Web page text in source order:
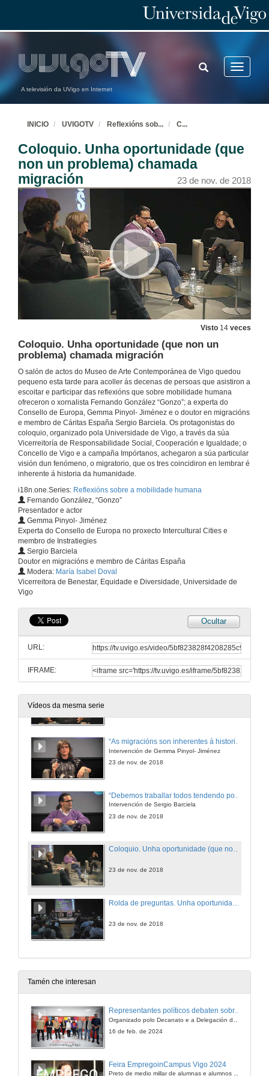
A televisión da UVigo en Internet
Toggle
TOGGLE
SEARCH
INICIO UVIGOTV Reflexións sob... C...
Coloquio. Unha oportunidade (que
non un problema) chamada
migración
23 de nov. de 2018
Visto 14 veces
Coloquio. Unha oportunidade (que non un
problema) chamada migración
O salón de actos do Museo de Arte Contemporánea de Vigo quedou
pequeno esta tarde para acoller ás decenas de persoas que asistiron a
escoitar e participar das reflexións que sobre mobilidade humana
ofreceron o xornalista Fernando González “Gonzo”; a experta do
Consello de Europa, Gemma Pinyol- Jiménez e o doutor en migracións
e membro de Cáritas España Sergio Barciela. Os protagonistas do
coloquio, organizado pola Universidade de Vigo, a través da súa
Vicerreitoría de Responsabilidade Social, Cooperación e Igualdade; o
Concello de Vigo e a campaña Impórtanos, achegaron a súa particular
visión dun fenómeno, o migratorio, que os tres coincidiron en lembrar é
inherente á historia da humanidade.
i18n.one.Series: Reflexións sobre a mobilidade humana
Fernando González, “Gonzo”
Presentador e actor
Gemma Pinyol- Jiménez
Experta do Consello de Europa no proxecto Intercultural Cities e
membro de Instratiegies
Sergio Barciela
Doutor en migracións e membro de Cáritas España
Modera: María Isabel Doval
Vicerreitora de Benestar, Equidade e Diversidade, Universidade de
Vigo
Ocultar
URL:
IFRAME:
Vídeos da mesma serie
23 de nov. de 2018
“As migracións son inherentes á historia da humanidade“
Intervención de Gemma Pinyol- Jiménez
23 de nov. de 2018
Intervención de Sergio Barciela
23 de nov. de 2018
Coloquio. Unha oportunidade (que non un problema) chamada migración
23 de nov. de 2018
23 de nov. de 2018
Tamén che interesan
Representantes políticos debaten sobre educación e xuventude no campus de Pontevedra
16 de feb. de 2024
Feira EmpregoinCampus Vigo 2024
Preto de medio millar de alumnas e alumnos buscan coñecer máis de preto as oportunidades que lles achegan as arredor de medio cento de empresas que participan na edición viguesa da feira. Xunto coa visita aos stands, durante a feria desenvólvense varias actividades complementarias, como obradoiros, conversas, mesas redondas ou o pasaporte de empregabilidade, un espazo no que poderán recibir asesoramento sobre o seu CV.